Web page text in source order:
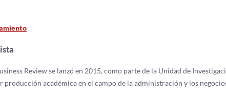
Review se lanzó en 2015, como parte de la Unidad de
académica en el campo de la administración y los